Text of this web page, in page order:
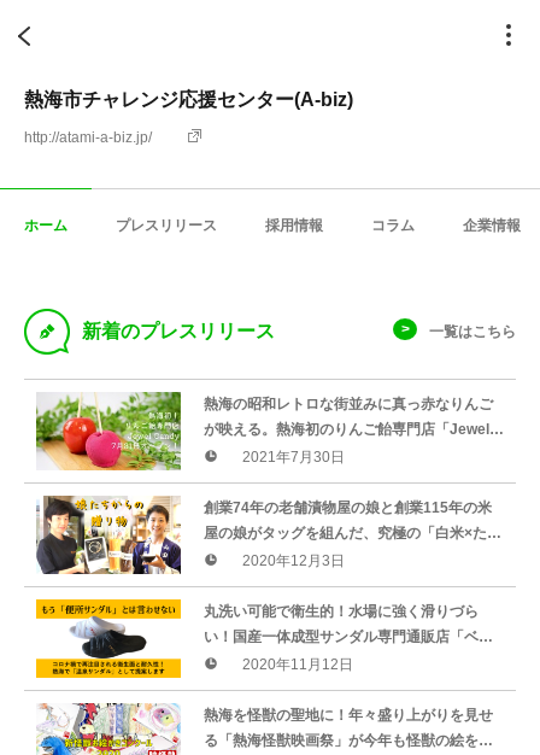
熱海市チャレンジ応援センター(A-biz)
http://atami-a-biz.jp/
ホーム プレスリリース 採用情報 コラム 企業情報
D 新着のプレスリリース 一覧はこちら
熱海の昭和レトロな街並みに真っ赤なりんご
が映える。熱海初のりんご飴専門店「Jewel
Candy」が7月31日にオープンします！
2021年7月30日
創業74年の老舗漬物屋の娘と創業115年の米
屋の娘がタッグを組んだ、究極の「白米×たく
あん」セットが誕生！ 限定で50セットを販売
2020年12月3日
丸洗い可能で衛生的！水場に強く滑りづら
い！国産一体成型サンダル専門通販店「ベン
サン.JP」が熱海市の宿泊施設へゴム臭さのな
い日本製「温泉サンダル」として販売開始
2020年11月12日
熱海を怪獣の聖地に！年々盛り上がりを見せ
る「熱海怪獣映画祭」が今年も怪獣の絵を大